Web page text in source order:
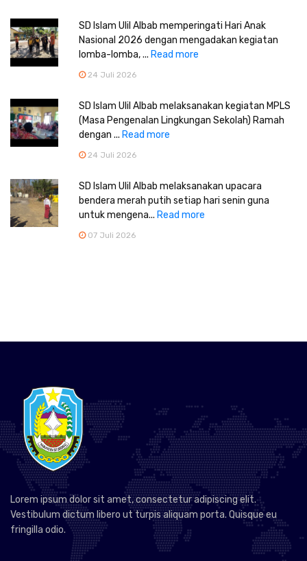
SD Islam Ulil Albab memperingati Hari Anak
Nasional 2026 dengan mengadakan kegiatan
lomba-lomba, ... Read more
24 Juli 2026
SD Islam Ulil Albab melaksanakan kegiatan MPLS
(Masa Pengenalan Lingkungan Sekolah) Ramah
dengan ... Read more
24 Juli 2026
SD Islam Ulil Albab melaksanakan upacara
bendera merah putih setiap hari senin guna
untuk mengena... Read more
07 Juli 2026
Lorem ipsum dolor sit amet, consectetur adipiscing elit.
Vestibulum dictum libero ut turpis aliquam porta. Quisque eu
fringilla odio.